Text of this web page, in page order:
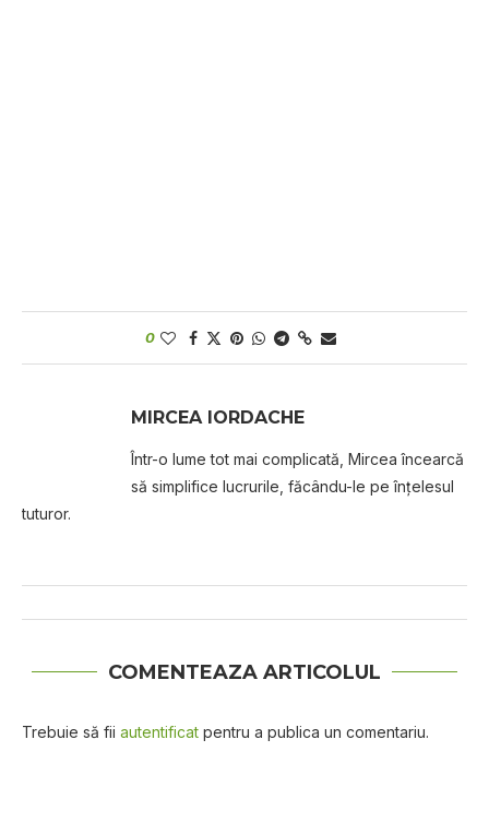
0
MIRCEA IORDACHE
Într-o lume tot mai complicată, Mircea încearcă
să simplifice lucrurile, făcându-le pe înțelesul
tuturor.
COMENTEAZA ARTICOLUL
Trebuie să fii autentificat pentru a publica un comentariu.